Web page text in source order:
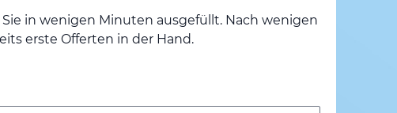
in wenigen Minuten ausgefüllt. Nach wenigen
erste Offerten in der Hand.